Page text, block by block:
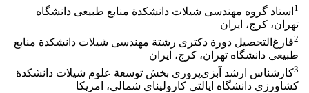
1 استاد گروه مهندسی شیلات دانشکدة منابع طبیعی دانشگاه
تهران، کرج، ایران
2فارغ‌التحصیل دورة دکتری رشتة مهندسی شیلات دانشکدة منابع
طبیعی دانشگاه تهران، کرج، ایران
3کارشناس ارشد آبزی‌پروری بخش توسعة علوم شیلات دانشکدة
کشاورزی دانشگاه ایالتی کارولینای شمالی، امریکا